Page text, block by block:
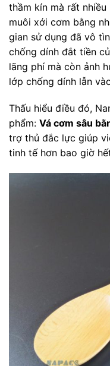
thầm kín mà rất
muôi xới cơm bằng
gian sử dụng đã vô
chống dính đắt tiền
lãng phí mà còn ảnh
lớp chống dính lẫn
Thấu hiểu điều đó,
phẩm: Vá cơm sâu
trợ thủ đắc lực giúp
tinh tế hơn bao giờ